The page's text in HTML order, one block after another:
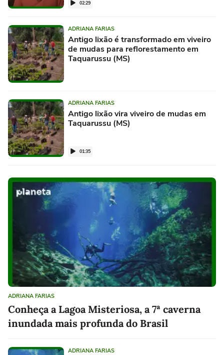
02:29
ADRIANA FARIAS
Antigo lixão é transformado em viveiro
de mudas para reflorestamento em
Taquarussu (MS)
ADRIANA FARIAS
Antigo lixão vira viveiro de mudas em
Taquarussu (MS)
01:35
ADRIANA FARIAS
Conheça a Lagoa Misteriosa, a 7ª caverna
inundada mais profunda do Brasil
ADRIANA FARIAS